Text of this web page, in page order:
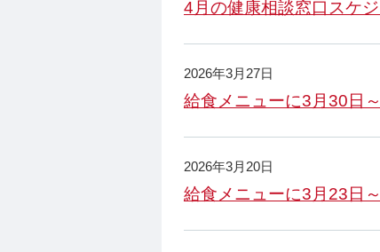
4月の健康相談窓口スケ
2026年3月27日
給食メニューに3月30日
2026年3月20日
給食メニューに3月23日